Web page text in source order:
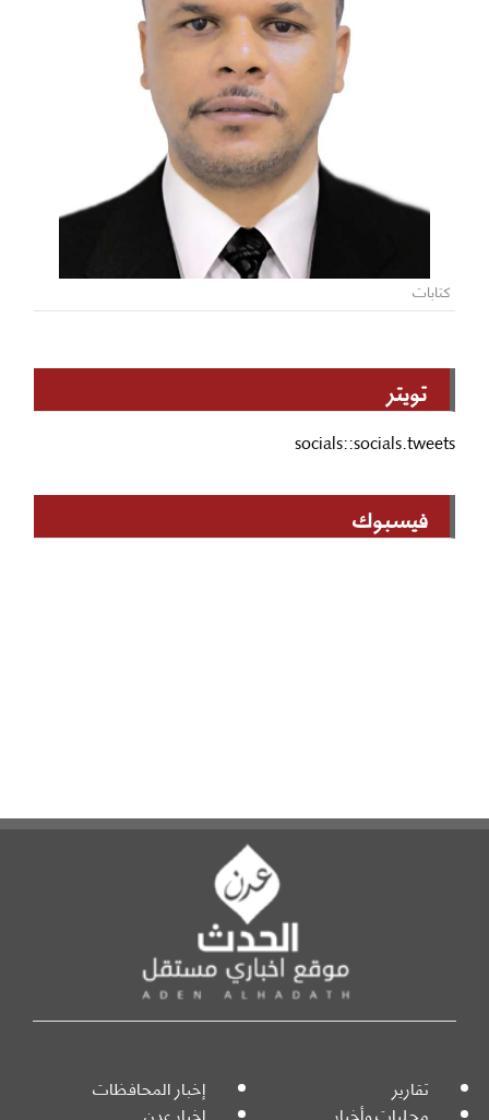
كتابات
تويتر
socials::socials.tweets
فيسبوك
تقارير إخبار المحافظات